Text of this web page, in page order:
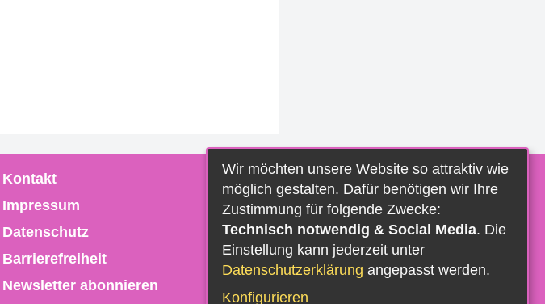
Kontakt
Impressum
Datenschutz
Barrierefreiheit
Newsletter abonnieren
Wir möchten unsere Website so attraktiv wie
möglich gestalten. Dafür benötigen wir Ihre
Zustimmung für folgende Zwecke:
Technisch notwendig & Social Media. Die
Einstellung kann jederzeit unter
Datenschutzerklärung angepasst werden.
Konfigurieren